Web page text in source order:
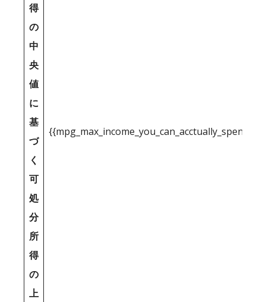
得
の
中
央
値
に
基
づ
く
可
処
分
所
得
の
上